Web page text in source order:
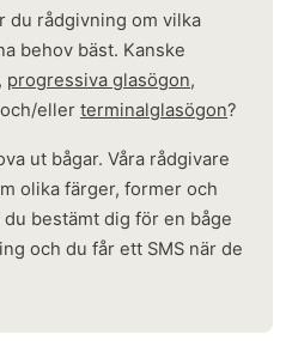
du rådgivning om vilka
behov bäst. Kanske
, progressiva glasögon,
och/eller terminalglasögon?
ut bågar. Våra rådgivare
olika färger, former och
bestämt dig för en båge
och du får ett SMS när de